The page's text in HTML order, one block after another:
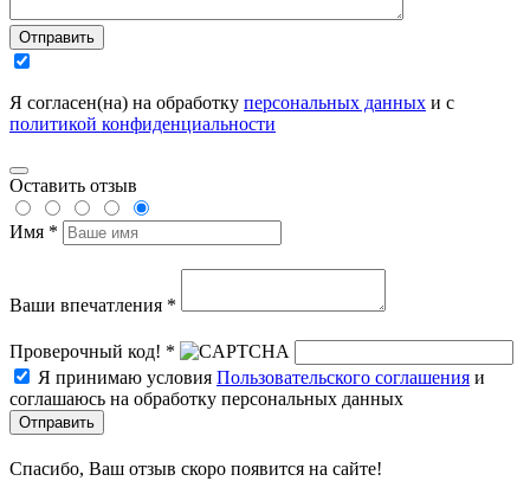
Отправить
Я согласен(на) на обработку персональных данных и с
политикой конфиденциальности
Оставить отзыв
Имя *
Ваши впечатления *
Проверочный код! *
Я принимаю условия Пользовательского соглашения и
соглашаюсь на обработку персональных данных
Отправить
Спасибо, Ваш отзыв скоро появится на сайте!